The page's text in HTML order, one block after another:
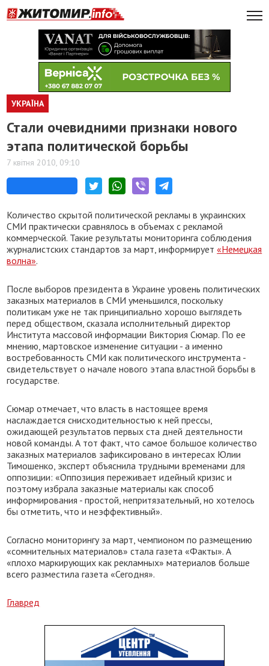
УКРАЇНА
Стали очевидними признаки нового
этапа политической борьбы
7 квітня 2010, 09:10
Количество скрытой политической рекламы в украинских
СМИ практически сравнялось в объемах с рекламой
коммерческой. Такие результаты мониторинга соблюдения
журналистских стандартов за март, информирует«Немецкая
волна».
После выборов президента в Украине уровень политических
заказных материалов в СМИ уменьшился, поскольку
политикам уже не так принципиально хорошо выглядеть
перед обществом, сказала исполнительный директор
Института массовой информации Виктория Сюмар. По ее
мнению, мартовское изменение ситуации - а именно
востребованность СМИ как политического инструмента -
свидетельствует о начале нового этапа властной борьбы в
государстве.
Сюмар отмечает, что власть в настоящее время
наслаждается снисходительностью к ней прессы,
ожидающей результатов первых ста дней деятельности
новой команды. А тот факт, что самое большое количество
заказных материалов зафиксировано в интересах Юлии
Тимошенко, эксперт объяснила трудными временами для
оппозиции: «Оппозиция переживает идейный кризис и
поэтому избрала заказные материалы как способ
информирования - простой, непритязательный, но хотелось
бы отметить, что и неэффективный».
Согласно мониторингу за март, чемпионом по размещению
«сомнительных материалов» стала газета «Факты». А
«плохо маркирующих как рекламных» материалов больше
всего разместила газета «Сегодня».
Главред